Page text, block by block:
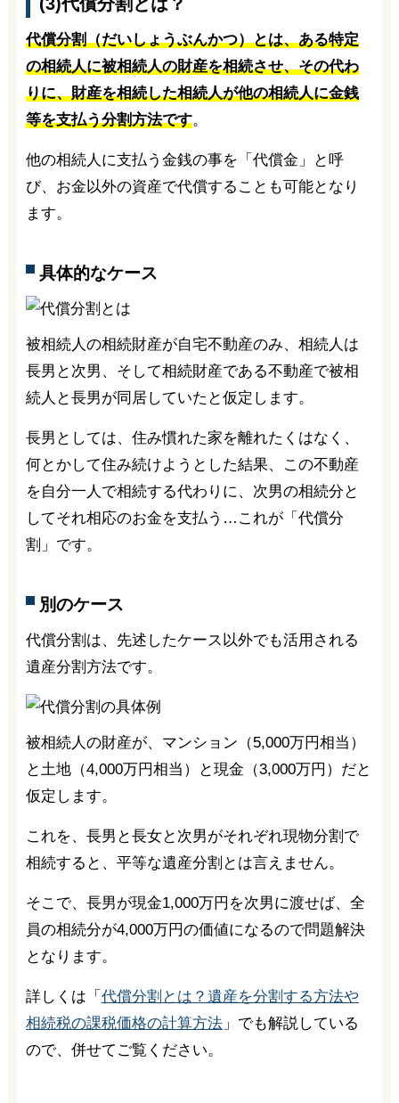
代償分割（だいしょうぶんかつ）とは、ある特定
の相続人に被相続人の財産を相続させ、その代わ
りに、財産を相続した相続人が他の相続人に金銭
等を支払う分割方法です。
他の相続人に支払う金銭の事を「代償金」と呼
び、お金以外の資産で代償することも可能となり
ます。
具体的なケース
被相続人の相続財産が自宅不動産のみ、相続人は
長男と次男、そして相続財産である不動産で被相
続人と長男が同居していたと仮定します。
長男としては、住み慣れた家を離れたくはなく、
何とかして住み続けようとした結果、この不動産
を自分一人で相続する代わりに、次男の相続分と
してそれ相応のお金を支払う…これが「代償分
割」です。
別のケース
代償分割は、先述したケース以外でも活用される
遺産分割方法です。
被相続人の財産が、マンション（5,000万円相当）
と土地（4,000万円相当）と現金（3,000万円）だと
仮定します。
これを、長男と長女と次男がそれぞれ現物分割で
相続すると、平等な遺産分割とは言えません。
そこで、長男が現金1,000万円を次男に渡せば、全
員の相続分が4,000万円の価値になるので問題解決
となります。
詳しくは「 代償分割とは？遺産を分割する方法や
相続税の課税価格の計算方法」でも解説している
ので、併せてご覧ください。